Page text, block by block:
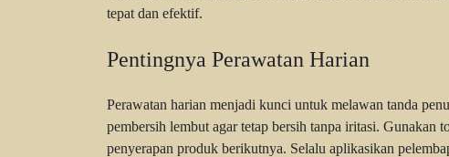
tepat dan efektif.
Pentingnya Perawatan Harian
Perawatan harian menjadi kunci untuk melawan tanda
pembersih lembut agar tetap bersih tanpa iritasi. Gunakan
penyerapan produk berikutnya. Selalu aplikasikan